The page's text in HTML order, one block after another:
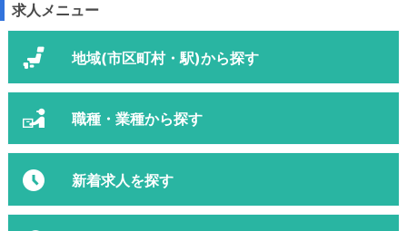
求人メニュー
地域(市区町村・駅)から探す
職種・業種から探す
新着求人を探す